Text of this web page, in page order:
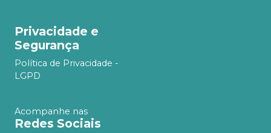
Privacidade e
Segurança
Política de Privacidade -
LGPD
Acompanhe nas
Redes Sociais